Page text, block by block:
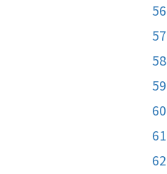
56
57
58
59
60
61
62